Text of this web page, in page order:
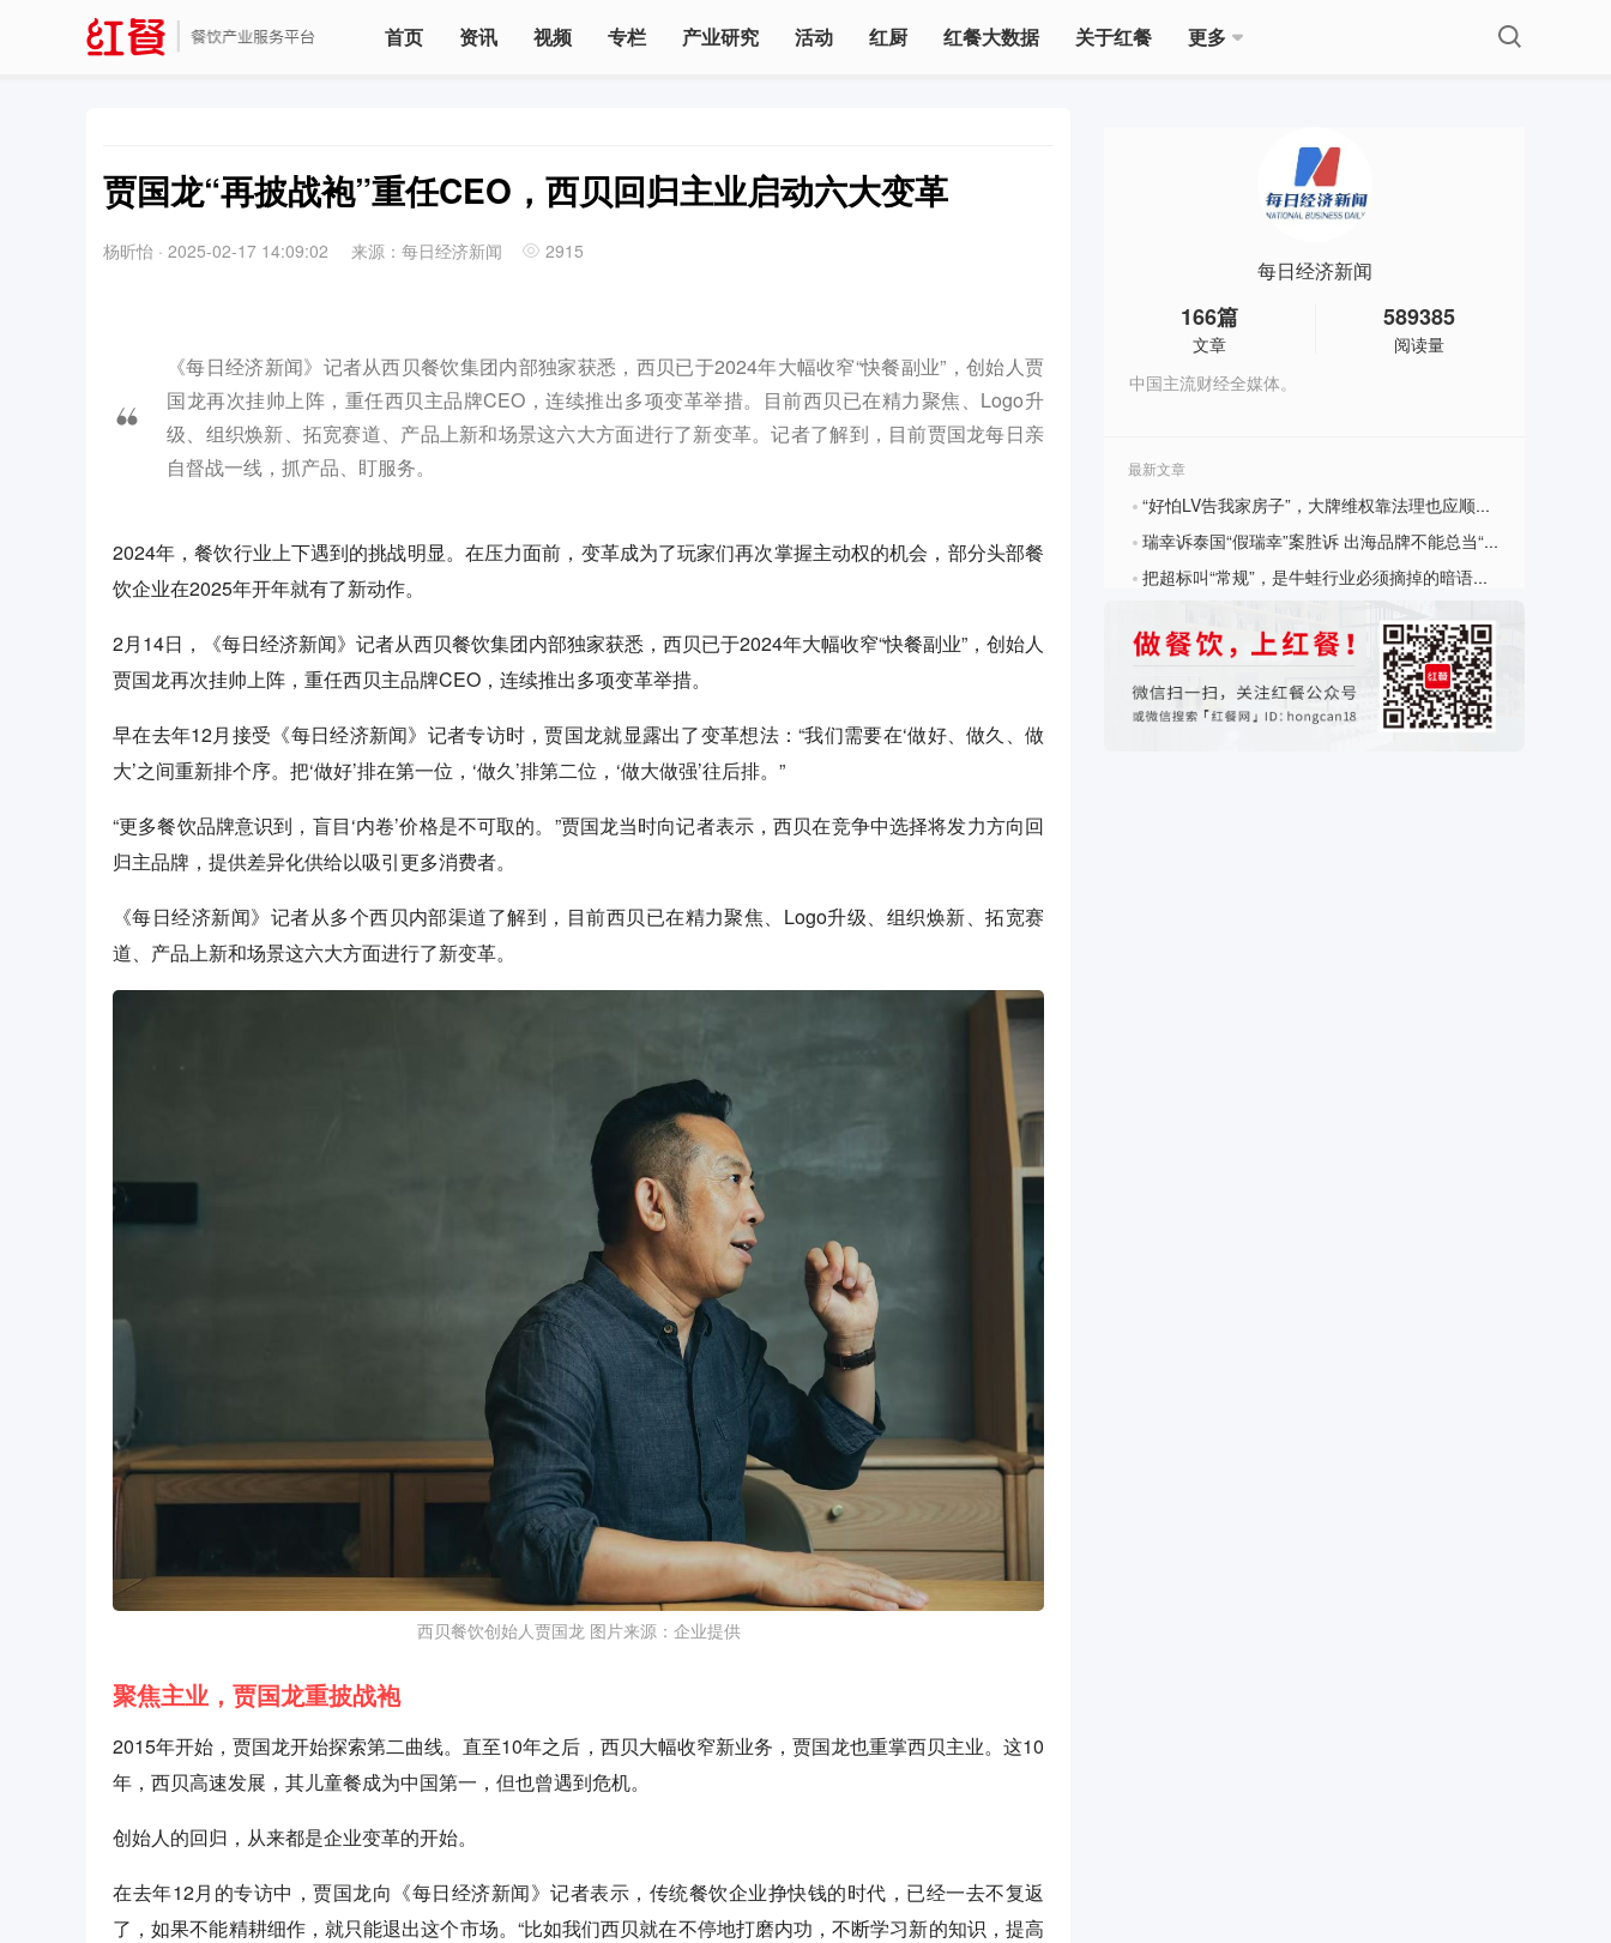
首页 资讯 视频 专栏 产业研究 活动 红厨 红餐大数据 关于红餐 更多
贾国龙“再披战袍”重任CEO，西贝回归主业启动六大变革
杨昕怡 · 2025-02-17 14:09:02 来源： 每日经济新闻 2915
《每日经济新闻》记者从西贝餐饮集团内部独家获悉，西贝已于2024年大幅收窄“快餐副业”，创始人贾
国龙再次挂帅上阵，重任西贝主品牌CEO，连续推出多项变革举措。目前西贝已在精力聚焦、Logo升
级、组织焕新、拓宽赛道、产品上新和场景这六大方面进行了新变革。记者了解到，目前贾国龙每日亲
自督战一线，抓产品、盯服务。
2024年，餐饮行业上下遇到的挑战明显。在压力面前，变革成为了玩家们再次掌握主动权的机会，部分头部餐
饮企业在2025年开年就有了新动作。
2月14日，《每日经济新闻》记者从西贝餐饮集团内部独家获悉，西贝已于2024年大幅收窄“快餐副业”，创始人
贾国龙再次挂帅上阵，重任西贝主品牌CEO，连续推出多项变革举措。
早在去年12月接受《每日经济新闻》记者专访时，贾国龙就显露出了变革想法：“我们需要在‘做好、做久、做
大’之间重新排个序。把‘做好’排在第一位，‘做久’排第二位，‘做大做强’往后排。”
“更多餐饮品牌意识到，盲目‘内卷’价格是不可取的。”贾国龙当时向记者表示，西贝在竞争中选择将发力方向回
归主品牌，提供差异化供给以吸引更多消费者。
《每日经济新闻》记者从多个西贝内部渠道了解到，目前西贝已在精力聚焦、Logo升级、组织焕新、拓宽赛
道、产品上新和场景这六大方面进行了新变革。
西贝餐饮创始人贾国龙 图片来源：企业提供
聚焦主业，贾国龙重披战袍
2015年开始，贾国龙开始探索第二曲线。直至10年之后，西贝大幅收窄新业务，贾国龙也重掌西贝主业。这10
年，西贝高速发展，其儿童餐成为中国第一，但也曾遇到危机。
创始人的回归，从来都是企业变革的开始。
在去年12月的专访中，贾国龙向《每日经济新闻》记者表示，传统餐饮企业挣快钱的时代，已经一去不复返
了，如果不能精耕细作，就只能退出这个市场。“比如我们西贝就在不停地打磨内功，不断学习新的知识，提高
每日经济新闻
166篇
文章
589385
阅读量
中国主流财经全媒体。
最新文章
? “好怕LV告我家房子”，大牌维权靠法理也应顺人心
? 瑞幸诉泰国“假瑞幸”案胜诉 出海品牌不能总当“迟到的原告”
? 把超标叫“常规”，是牛蛙行业必须摘掉的暗语毒瘤